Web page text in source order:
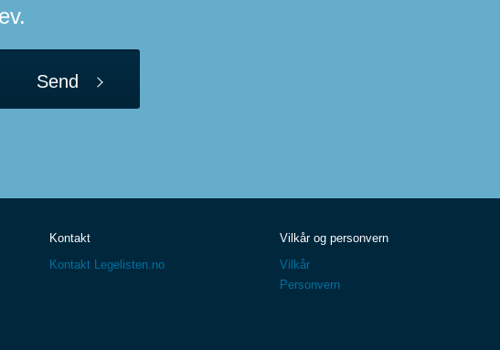
Send
Kontakt
Kontakt Legelisten.no
Vilkår og personvern
Vilkår
Personvern